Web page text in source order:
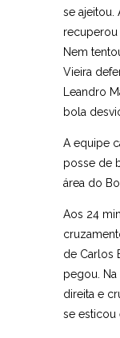
se ajeitou.
recuperou
Nem
Vieira
Leandro
bola
A equipe
posse de
área do
Aos 24
de Carlos
pegou.
direita e
se esticou